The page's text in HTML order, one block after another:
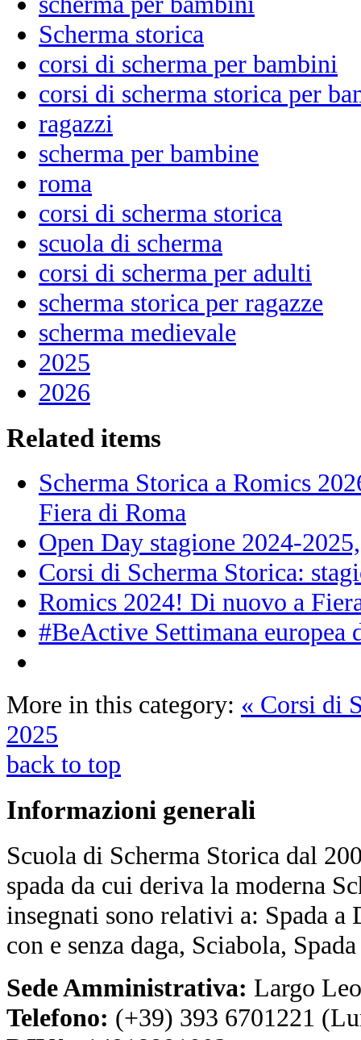
Scherma storica
corsi di scherma per bambini
corsi di scherma storica per
ragazzi
scherma per bambine
roma
corsi di scherma storica
scuola di scherma
corsi di scherma per adulti
scherma storica per ragazze
scherma medievale
2025
2026
Related items
Scherma Storica a Romics
Fiera di Roma
Open Day stagione 2024-
Corsi di Scherma Storica:
Romics 2024! Di nuovo a
#BeActive Settimana europea
More in this category: « Corsi di
2025
back to top
Informazioni generali
Scuola di Scherma Storica dal
spada da cui deriva la moderna
insegnati sono relativi a: Spada a
con e senza daga, Sciabola,
Sede Amministrativa: Largo
Telefono: (+39) 393 6701221